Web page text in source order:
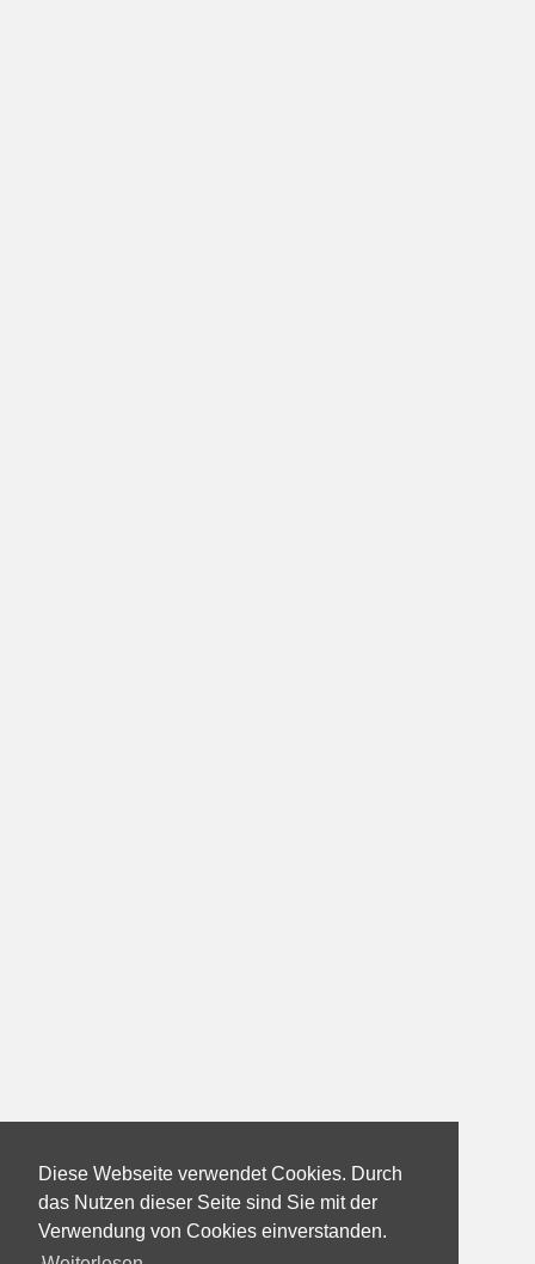
Diese Webseite verwendet Cookies. Durch
das Nutzen dieser Seite sind Sie mit der
Verwendung von Cookies einverstanden.